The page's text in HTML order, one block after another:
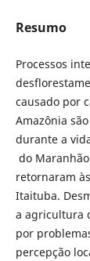
Resumo
Processos
causado por
Amazônia
durante a
do
retornaram
Itaituba.
a agricultura
por
percepção